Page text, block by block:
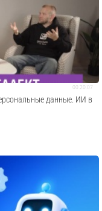
00:20:07
данные. ИИ в